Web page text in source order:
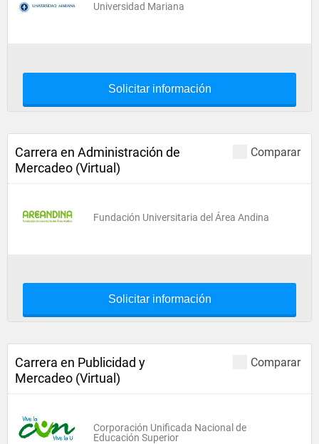
Universidad Mariana
Solicitar información
Comparar
Carrera en Administración de
Mercadeo (Virtual)
Fundación Universitaria del Área Andina
Solicitar información
Comparar
Carrera en Publicidad y
Mercadeo (Virtual)
Corporación Unificada Nacional de
Educación Superior